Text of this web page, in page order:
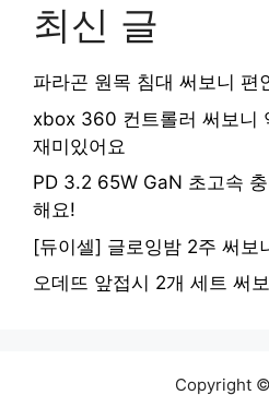
최신 글
파라곤 원목 침대 써보니 편
xbox 360 컨트롤러 써보니
재미있어요
PD 3.2 65W GaN 초고속
해요!
[듀이셀] 글로잉밤 2주 써보
오데뜨 앞접시 2개 세트 써
Copyright